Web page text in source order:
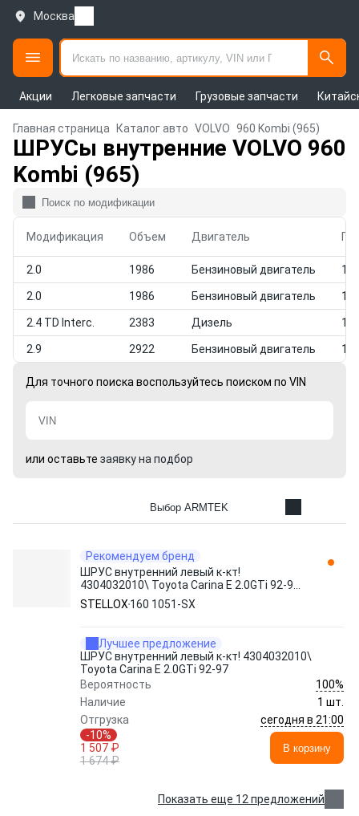
Москва
Акции Легковые запчасти Грузовые запчасти
Главная страница Каталог авто VOLVO 960 Kombi (965)
ШРУСы внутренние VOLVO 960
Kombi (965)
Модификация Объем Двигатель
2.0 1986 Бензиновый двигатель
2.0 1986 Бензиновый двигатель
2.4 TD Interc. 2383 Дизель
2.9 2922 Бензиновый двигатель
Для точного поиска воспользуйтесь поиском по VIN
или оставьте заявку на подбор
Выбор ARMTEK
Рекомендуем бренд
ШРУС внутренний левый к-кт!
4304032010\ Toyota Carina E 2.0GTi 92-97
160 1051-SX STELLOX
STELLOX 160 1051-SX
Лучшее предложение
ШРУС внутренний левый к-кт! 4304032010\
Toyota Carina E 2.0GTi 92-97
Вероятность
100%
Наличие
1 шт.
Отгрузка
сегодня в 21:00
-10%
1 507 ₽
1 674 ₽
В корзину
Показать еще 12 предложений